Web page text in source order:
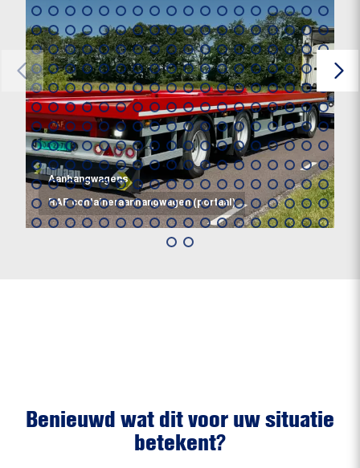
Aanhangwagens
RAF containeraanhangwagen (portaal)
Benieuwd wat dit voor uw situatie
betekent?